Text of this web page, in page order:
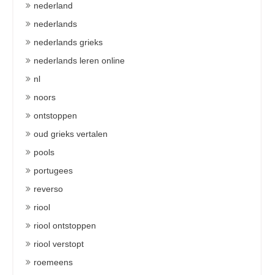
nederland
nederlands
nederlands grieks
nederlands leren online
nl
noors
ontstoppen
oud grieks vertalen
pools
portugees
reverso
riool
riool ontstoppen
riool verstopt
roemeens